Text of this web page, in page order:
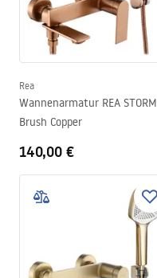
Rea
Wannenarmatur REA STORM
Brush Copper
140,00 €